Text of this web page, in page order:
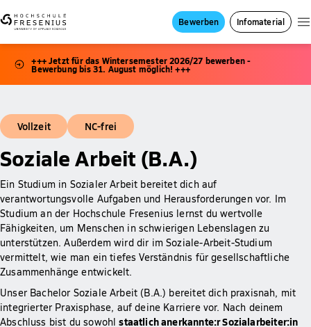
Bewerben Infomaterial
+++ Jetzt für das Wintersemester 2026/27 bewerben -
Bewerbung bis 31. August möglich! +++
Vollzeit NC-frei
Soziale Arbeit (B.A.)
Ein Studium in Sozialer Arbeit bereitet dich auf
verantwortungsvolle Aufgaben und Herausforderungen vor. Im
Studium an der Hochschule Fresenius lernst du wertvolle
Fähigkeiten, um Menschen in schwierigen Lebenslagen zu
unterstützen. Außerdem wird dir im Soziale-Arbeit-Studium
vermittelt, wie man ein tiefes Verständnis für gesellschaftliche
Zusammenhänge entwickelt.
Unser Bachelor Soziale Arbeit (B.A.) bereitet dich praxisnah, mit
integrierter Praxisphase, auf deine Karriere vor. Nach deinem
Abschluss bist du sowohlstaatlich anerkannte:r Sozialarbeiter:in